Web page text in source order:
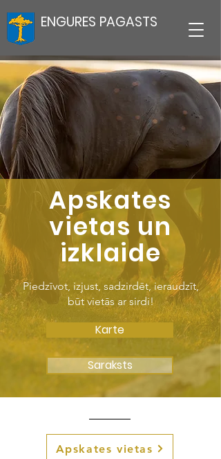
ENGURES PAGASTS
Apskates
vietas un
izklaide
Piedzīvot, izjust, sadzirdēt, ieraudzīt,
būt vietās ar sirdi!
Karte
Saraksts
Apskates vietas